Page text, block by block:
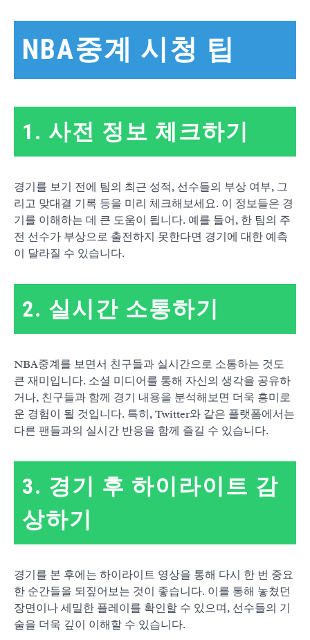
NBA중계 시청 팁
1. 사전 정보 체크하기
경기를 보기 전에 팀의 최근 성적, 선수들의 부상 여부, 그
리고 맞대결 기록 등을 미리 체크해보세요. 이 정보들은 경
기를 이해하는 데 큰 도움이 됩니다. 예를 들어, 한 팀의 주
전 선수가 부상으로 출전하지 못한다면 경기에 대한 예측
이 달라질 수 있습니다.
2. 실시간 소통하기
NBA중계를 보면서 친구들과 실시간으로 소통하는 것도
큰 재미입니다. 소셜 미디어를 통해 자신의 생각을 공유하
거나, 친구들과 함께 경기 내용을 분석해보면 더욱 흥미로
운 경험이 될 것입니다. 특히, Twitter와 같은 플랫폼에서는
다른 팬들과의 실시간 반응을 함께 즐길 수 있습니다.
3. 경기 후 하이라이트 감
상하기
경기를 본 후에는 하이라이트 영상을 통해 다시 한 번 중요
한 순간들을 되짚어보는 것이 좋습니다. 이를 통해 놓쳤던
장면이나 세밀한 플레이를 확인할 수 있으며, 선수들의 기
술을 더욱 깊이 이해할 수 있습니다.